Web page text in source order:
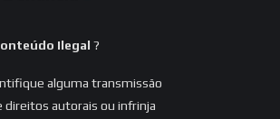
Ilegal ?
alguma transmissão
direitos autorais ou infrinja